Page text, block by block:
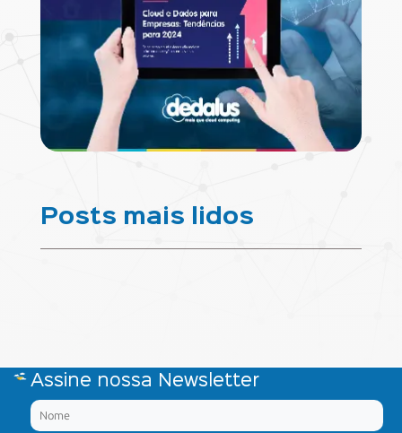
Posts mais lidos
Assine nossa Newsletter